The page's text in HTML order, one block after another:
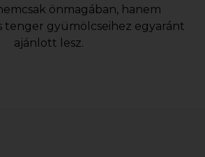
önmagában, hanem
tenger gyümölcseihez egyaránt
ajánlott lesz.